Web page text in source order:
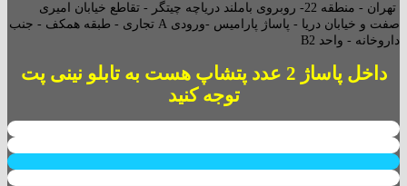
تهران - منطقه 22- روبروی باملند دریاچه چیتگر - تقاطع خیابان امیری
صفت و خیابان دریا - پاساژ پارامیس -ورودی A تجاری -
طبقه همکف - جنب
داروخانه - واحد B2
داخل پاساژ 2 عدد پتشاپ هست به تابلو نینی پت
توجه کنید